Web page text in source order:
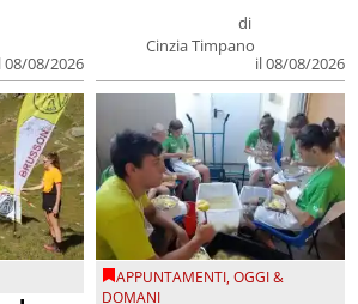
08/08/2026
di
Cinzia Timpano
il 08/08/2026
APPUNTAMENTI,OGGI &
DOMANI